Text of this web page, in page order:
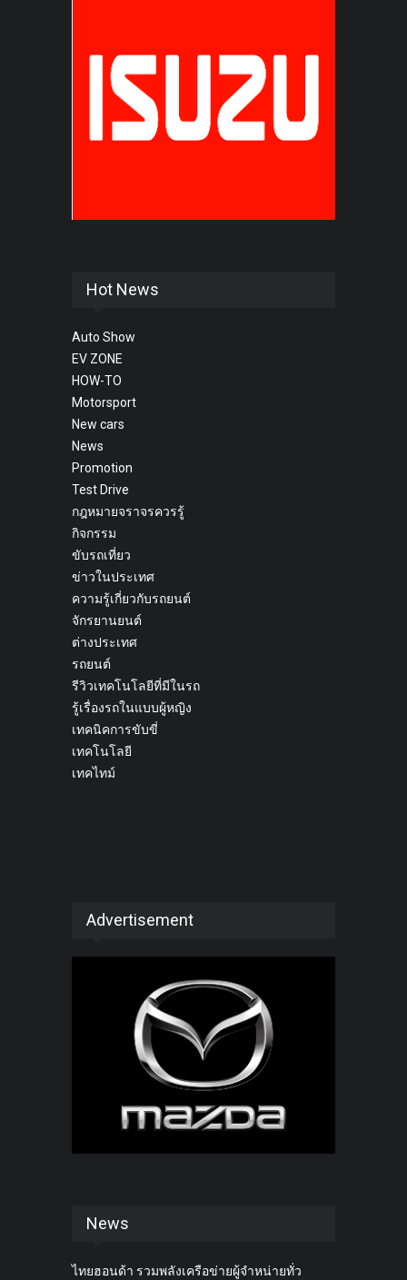
Hot News
Auto Show
EV ZONE
HOW-TO
Motorsport
New cars
News
Promotion
Test Drive
กฎหมายจราจรควรรู้
กิจกรรม
ขับรถเที่ยว
ข่าวในประเทศ
ความรู้เกี่ยวกับรถยนต์
จักรยานยนต์
ต่างประเทศ
รถยนต์
รีวิวเทคโนโลยีที่มีในรถ
รู้เรื่องรถในแบบผู้หญิง
เทคนิคการขับขี่
เทคโนโลยี
เทคไทม์
Advertisement
News
ไทยฮอนด้า รวมพลังเครือข่ายผู้จำหน่ายทั่ว